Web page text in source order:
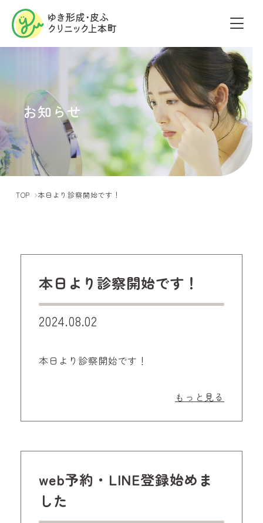
お知らせ
TOP 本日より診察開始です！
本日より診察開始です！
2024.08.02
本日より診察開始です！
もっと見る
web予約・LINE登録始めま
した